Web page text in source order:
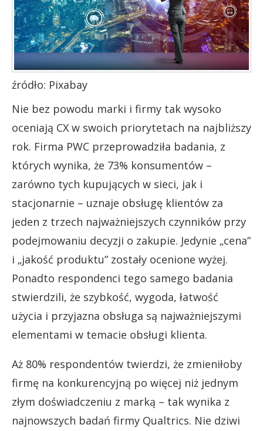
źródło: Pixabay
Nie bez powodu marki i firmy tak wysoko
oceniają CX w swoich priorytetach na najbliższy
rok. Firma PWC przeprowadziła badania, z
których wynika, że 73% konsumentów –
zarówno tych kupujących w sieci, jak i
stacjonarnie – uznaje obsługę klientów za
jeden z trzech najważniejszych czynników przy
podejmowaniu decyzji o zakupie. Jedynie „cena”
i „jakość produktu” zostały ocenione wyżej.
Ponadto respondenci tego samego badania
stwierdzili, że szybkość, wygoda, łatwość
użycia i przyjazna obsługa są najważniejszymi
elementami w temacie obsługi klienta.
Aż 80% respondentów twierdzi, że zmieniłoby
firmę na konkurencyjną po więcej niż jednym
złym doświadczeniu z marką – tak wynika z
najnowszych badań firmy Qualtrics. Nie dziwi